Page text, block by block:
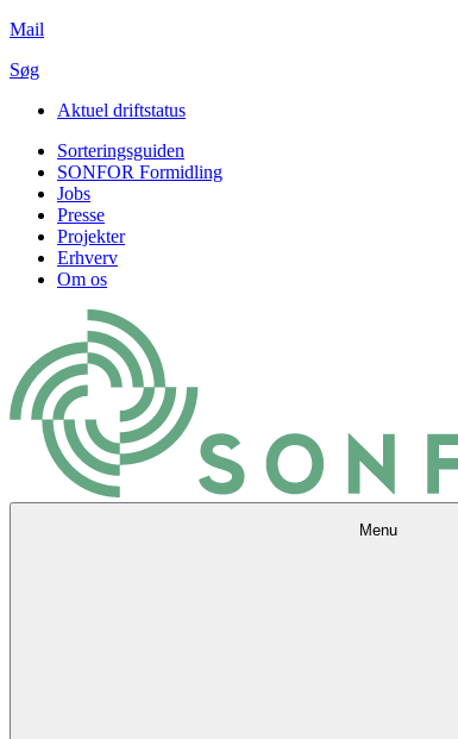
Mail
Søg
Aktuel driftstatus
Sorteringsguiden
SONFOR Formidling
Jobs
Presse
Projekter
Erhverv
Om os
Menu